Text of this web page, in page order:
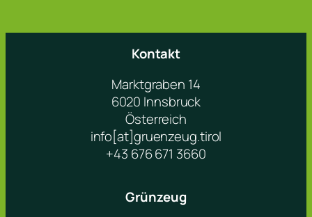
Kontakt
Marktgraben 14
6020 Innsbruck
Österreich
info[at]gruenzeug.tirol
+43 676 671 3660
Grünzeug